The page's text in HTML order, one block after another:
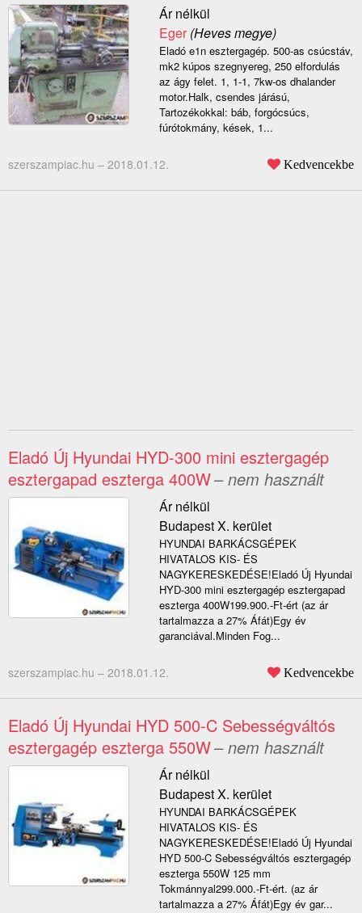
Ár nélkül
Eger(Heves megye)
Eladó e1n esztergagép. 500-as csúcstáv,
mk2 kúpos szegnyereg, 250 elfordulás
az ágy felet. 1, 1-1, 7kw-os dhalander
motor.Halk, csendes járású,
Tartozékokkal: báb, forgócsúcs,
fúrótokmány, kések, 1...
szerszampiac.hu – 2018.01.12. Kedvencekbe
Eladó Új Hyundai HYD-300 mini esztergagép
esztergapad eszterga 400W– nem használt
Ár nélkül
Budapest X. kerület
HYUNDAI BARKÁCSGÉPEK
HIVATALOS KIS- ÉS
NAGYKERESKEDÉSE!Eladó Új Hyundai
HYD-300 mini esztergagép esztergapad
eszterga 400W199.900.-Ft-ért (az ár
tartalmazza a 27% Áfát)Egy év
garanciával.Minden Fog...
szerszampiac.hu – 2018.01.12. Kedvencekbe
Eladó Új Hyundai HYD 500-C Sebességváltós
esztergagép eszterga 550W– nem használt
Ár nélkül
Budapest X. kerület
HYUNDAI BARKÁCSGÉPEK
HIVATALOS KIS- ÉS
NAGYKERESKEDÉSE!Eladó Új Hyundai
HYD 500-C Sebességváltós esztergagép
eszterga 550W 125 mm
Tokmánnyal299.000.-Ft-ért. (az ár
tartalmazza a 27% Áfát)Egy év gar...